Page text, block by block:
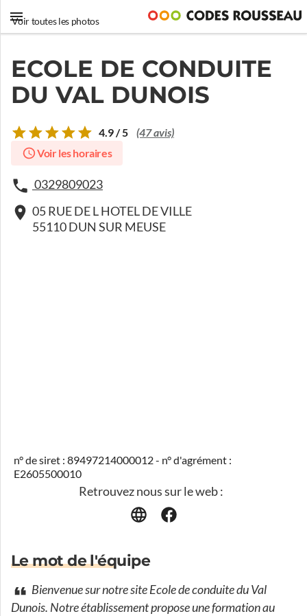
Voir toutes les photos
ECOLE DE CONDUITE
DU VAL DUNOIS
4.9 / 5 (47 avis)
Voir les horaires
0329809023
05 RUE DE L HOTEL DE VILLE
55110 DUN SUR MEUSE
n° de siret : 89497214000012 - n° d'agrément :
E2605500010
Retrouvez nous sur le web :
Le mot de l'équipe
Bienvenue sur notre site Ecole de conduite du Val
Dunois. Notre établissement propose une formation au